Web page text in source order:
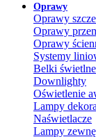
Oprawy
Oprawy
Oprawy
Oprawy
Systemy
Belki świetlne
Downlighty
Oświetlenie
Lampy
Naświetlacze
Lampy